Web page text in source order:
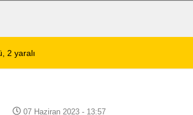
2 yaralı
07 Haziran 2023 - 13:57